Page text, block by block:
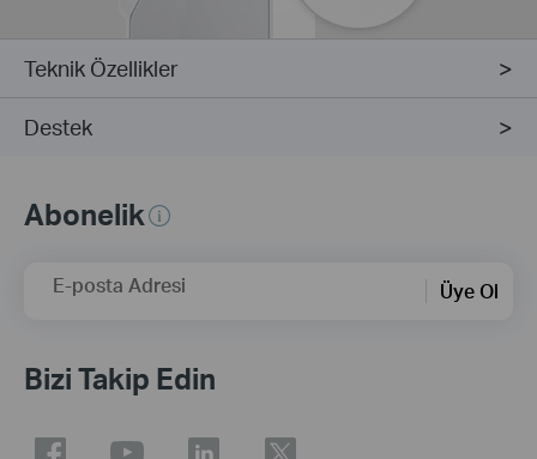
Teknik Özellikler
Destek
Abonelik
E-posta Adresi Üye Ol
Bizi Takip Edin